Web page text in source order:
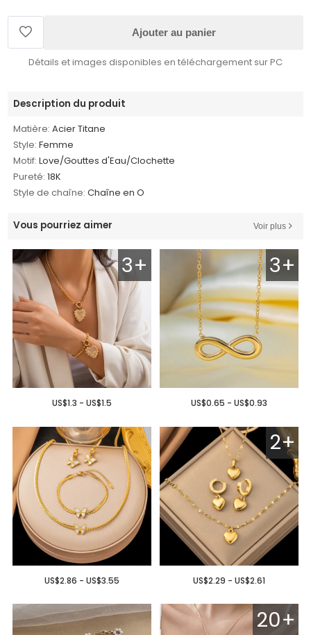
Ajouter au panier
Détails et images disponibles en téléchargement sur PC
Description du produit
Matière: Acier Titane
Style: Femme
Motif: Love/Gouttes d'Eau/Clochette
Pureté: 18K
Style de chaîne: Chaîne en O
Vous pourriez aimer Voir plus
3+
US$1.3 - US$1.5
3+
US$0.65 - US$0.93
US$2.86 - US$3.55
2+
US$2.29 - US$2.61
20+